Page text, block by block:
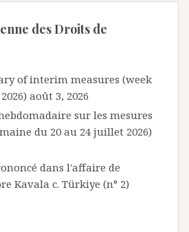
des Droits de
of interim measures (week
août 3, 2026
sur les mesures
du 20 au 24 juillet 2026)
dans l'affaire de
Kavala c. Türkiye (n° 2)